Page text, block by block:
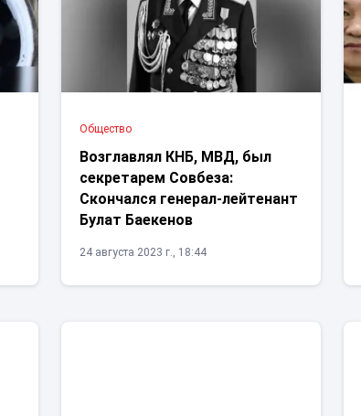
Общество
Возглавлял КНБ, МВД, был
секретарем Совбеза:
Скончался генерал-лейтенант
Булат Баекенов
24 августа 2023 г., 18:44